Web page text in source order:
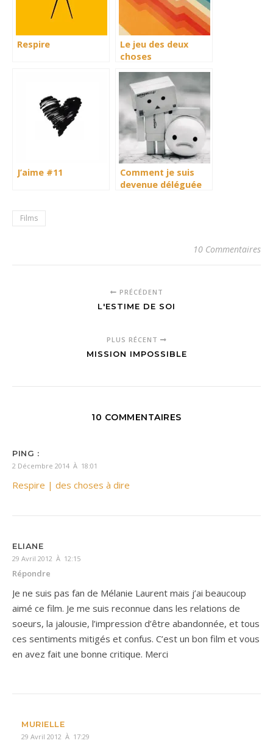
Respire
Le jeu des deux
choses
J’aime #11
Comment je suis
devenue déléguée
Films
10 Commentaires
PRÉCÉDENT
L'ESTIME DE SOI
PLUS RÉCENT
MISSION IMPOSSIBLE
10 COMMENTAIRES
PING :
2 Décembre 2014 À 18:01
Respire | des choses à dire
ELIANE
29 Avril 2012 À 12:15
Répondre
Je ne suis pas fan de Mélanie Laurent mais j’ai beaucoup
aimé ce film. Je me suis reconnue dans les relations de
soeurs, la jalousie, l’impression d’être abandonnée, et tous
ces sentiments mitigés et confus. C’est un bon film et vous
en avez fait une bonne critique. Merci
MURIELLE
29 Avril 2012 À 17:29